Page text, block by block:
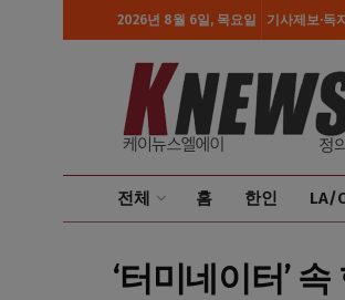
2026년 8월 6일, 목요일 기사제보·독
전체 홈 한인 LA/
‘터미네이터’